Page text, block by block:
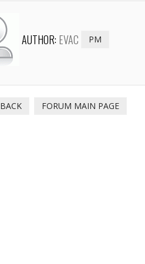
AUTHOR: EVAC PM
BACK FORUM MAIN PAGE